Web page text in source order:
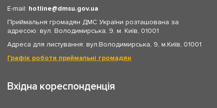
E-mail: hotline
dmsu.gov.ua
Приймальня громадян ДМС України розташована за
адресою: вул. Володимирська, 9, м. Київ, 01001
Адреса для листування: вул.Володимирська, 9, м.Київ, 01001
Графік роботи приймальні громадян
Вхідна кореспонденція